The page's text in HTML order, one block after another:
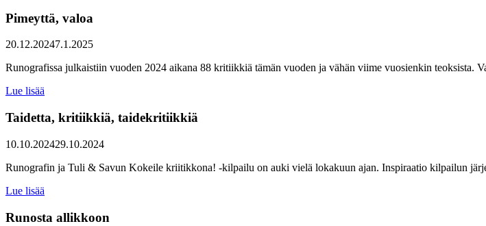
Pimeyttä, valoa
20.12.20247.1.2025
Runografissa julkaistiin vuoden 2024 aikana 88 kritiikkiä tämän vuoden ja vähän viime vuosienkin
Lue lisää
Taidetta, kritiikkiä, taidekritiikkiä
10.10.202429.10.2024
Runografin ja Tuli & Savun Kokeile kriitikkona! -kilpailu on auki vielä lokakuun ajan. Inspiraatio kilpailun
Lue lisää
Runosta allikkoon